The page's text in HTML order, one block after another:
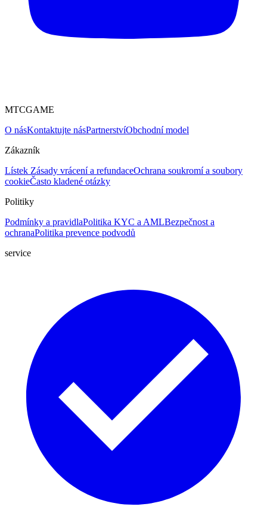
MTCGAME
O násKontaktujte násPartnerstvíObchodní model
Zákazník
Lístek Zásady vrácení a refundaceOchrana soukromí a soubory
cookieČasto kladené otázky
Politiky
Podmínky a pravidlaPolitika KYC a AMLBezpečnost a
ochranaPolitika prevence podvodů
service